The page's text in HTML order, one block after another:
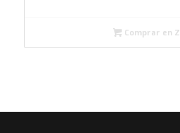
Comprar en